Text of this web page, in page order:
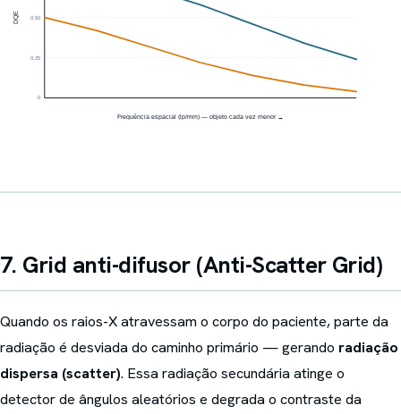
7. Grid anti-difusor (Anti-Scatter Grid)
Quando os raios-X atravessam o corpo do paciente, parte da
radiação é desviada do caminho primário — gerando radiação
dispersa (scatter). Essa radiação secundária atinge o
detector de ângulos aleatórios e degrada o contraste da